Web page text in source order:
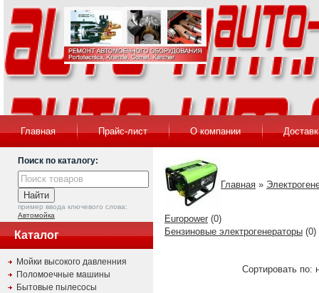
Главная Прайс-лист О компании
Поиск по каталогу:
пример ввода ключевого слова:
Автомойка
Каталог
Мойки высокого давленния
Поломоечные машины
Бытовые пылесосы
Главная »
Europower (0)
Бензиновые электрогенераторы (0)
Сортировать по: